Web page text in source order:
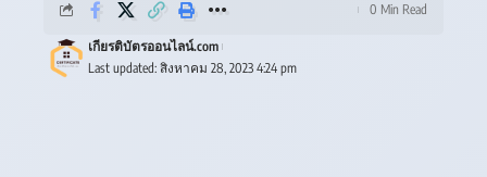
Last updated: สิงหาคม 28, 2023 4:24 pm
เกียรติบัตรออนไลน์.com
0 Min Read